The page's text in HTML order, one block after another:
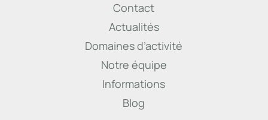
Contact
Actualités
Domaines d’activité
Notre équipe
Informations
Blog